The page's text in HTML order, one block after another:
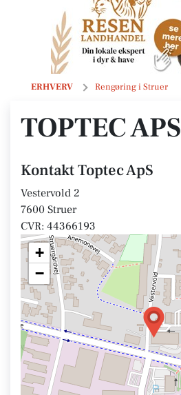
ERHVERV Rengøring i Struer
Toptec ApS
TOPTEC APS
Kontakt Toptec ApS
Vestervold 2
7600 Struer
CVR: 44366193
+
−